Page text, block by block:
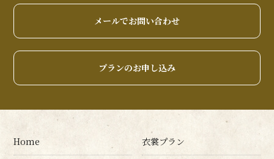
メールでお問い合わせ
プランのお申し込み
Home 衣裳プラン